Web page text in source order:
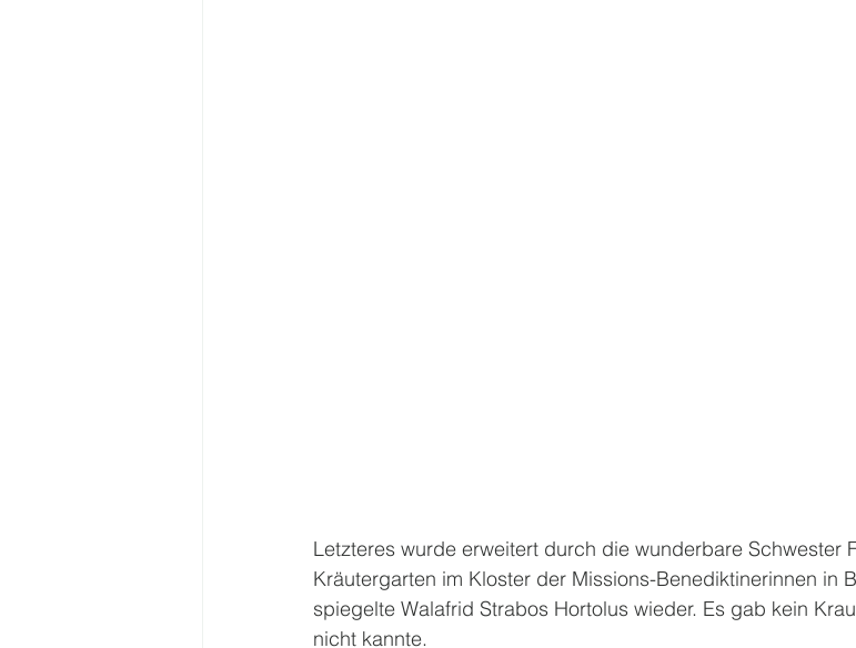
Letzteres wurde erweitert durch die wunderbare Schwester
Kräutergarten im Kloster der Missions-Benediktinerinnen in
spiegelte Walafrid Strabos Hortolus wieder. Es gab kein
nicht kannte.